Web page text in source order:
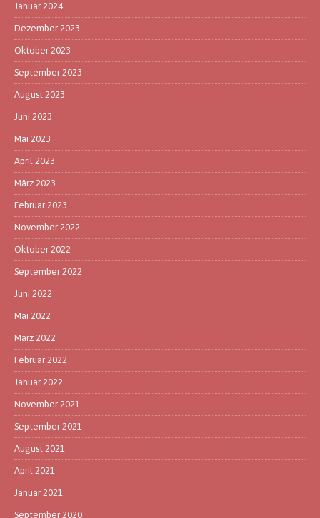
Januar 2024
Dezember 2023
Oktober 2023
September 2023
August 2023
Juni 2023
Mai 2023
April 2023
März 2023
Februar 2023
November 2022
Oktober 2022
September 2022
Juni 2022
Mai 2022
März 2022
Februar 2022
Januar 2022
November 2021
September 2021
August 2021
April 2021
Januar 2021
September 2020